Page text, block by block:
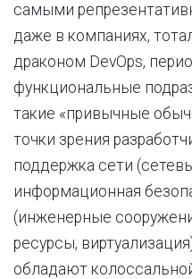
самыми
даже в компаниях,
драконом DevOps,
функциональные
такие «привычные
точки зрения
поддержка сети
информационная
(инженерные
ресурсы,
обладают